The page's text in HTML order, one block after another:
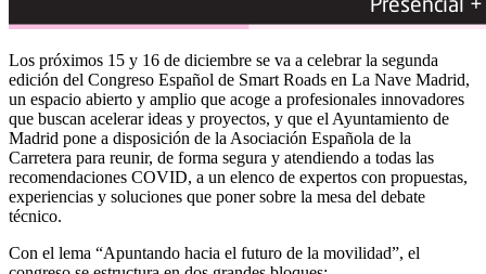
Los próximos 15 y 16 de diciembre se va a celebrar la segunda
edición del Congreso Español de Smart Roads en La Nave Madrid,
un espacio abierto y amplio que acoge a profesionales innovadores
que buscan acelerar ideas y proyectos, y que el Ayuntamiento de
Madrid pone a disposición de la Asociación Española de la
Carretera para reunir, de forma segura y atendiendo a todas las
recomendaciones COVID, a un elenco de expertos con propuestas,
experiencias y soluciones que poner sobre la mesa del debate
técnico.
Con el lema “Apuntando hacia el futuro de la movilidad”, el